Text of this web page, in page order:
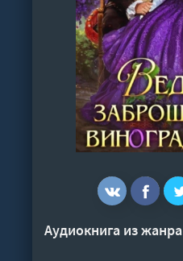
Аудиокнига из жанра